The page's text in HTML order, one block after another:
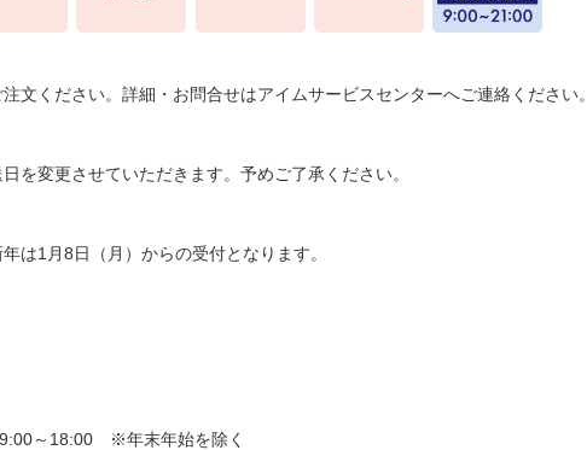
文ください。詳細・お問合せはアイムサービスセンターへご連絡ください。
を変更させていただきます。予めご了承ください。
は1月8日（月）からの受付となります。
～18:00 ※年末年始を除く